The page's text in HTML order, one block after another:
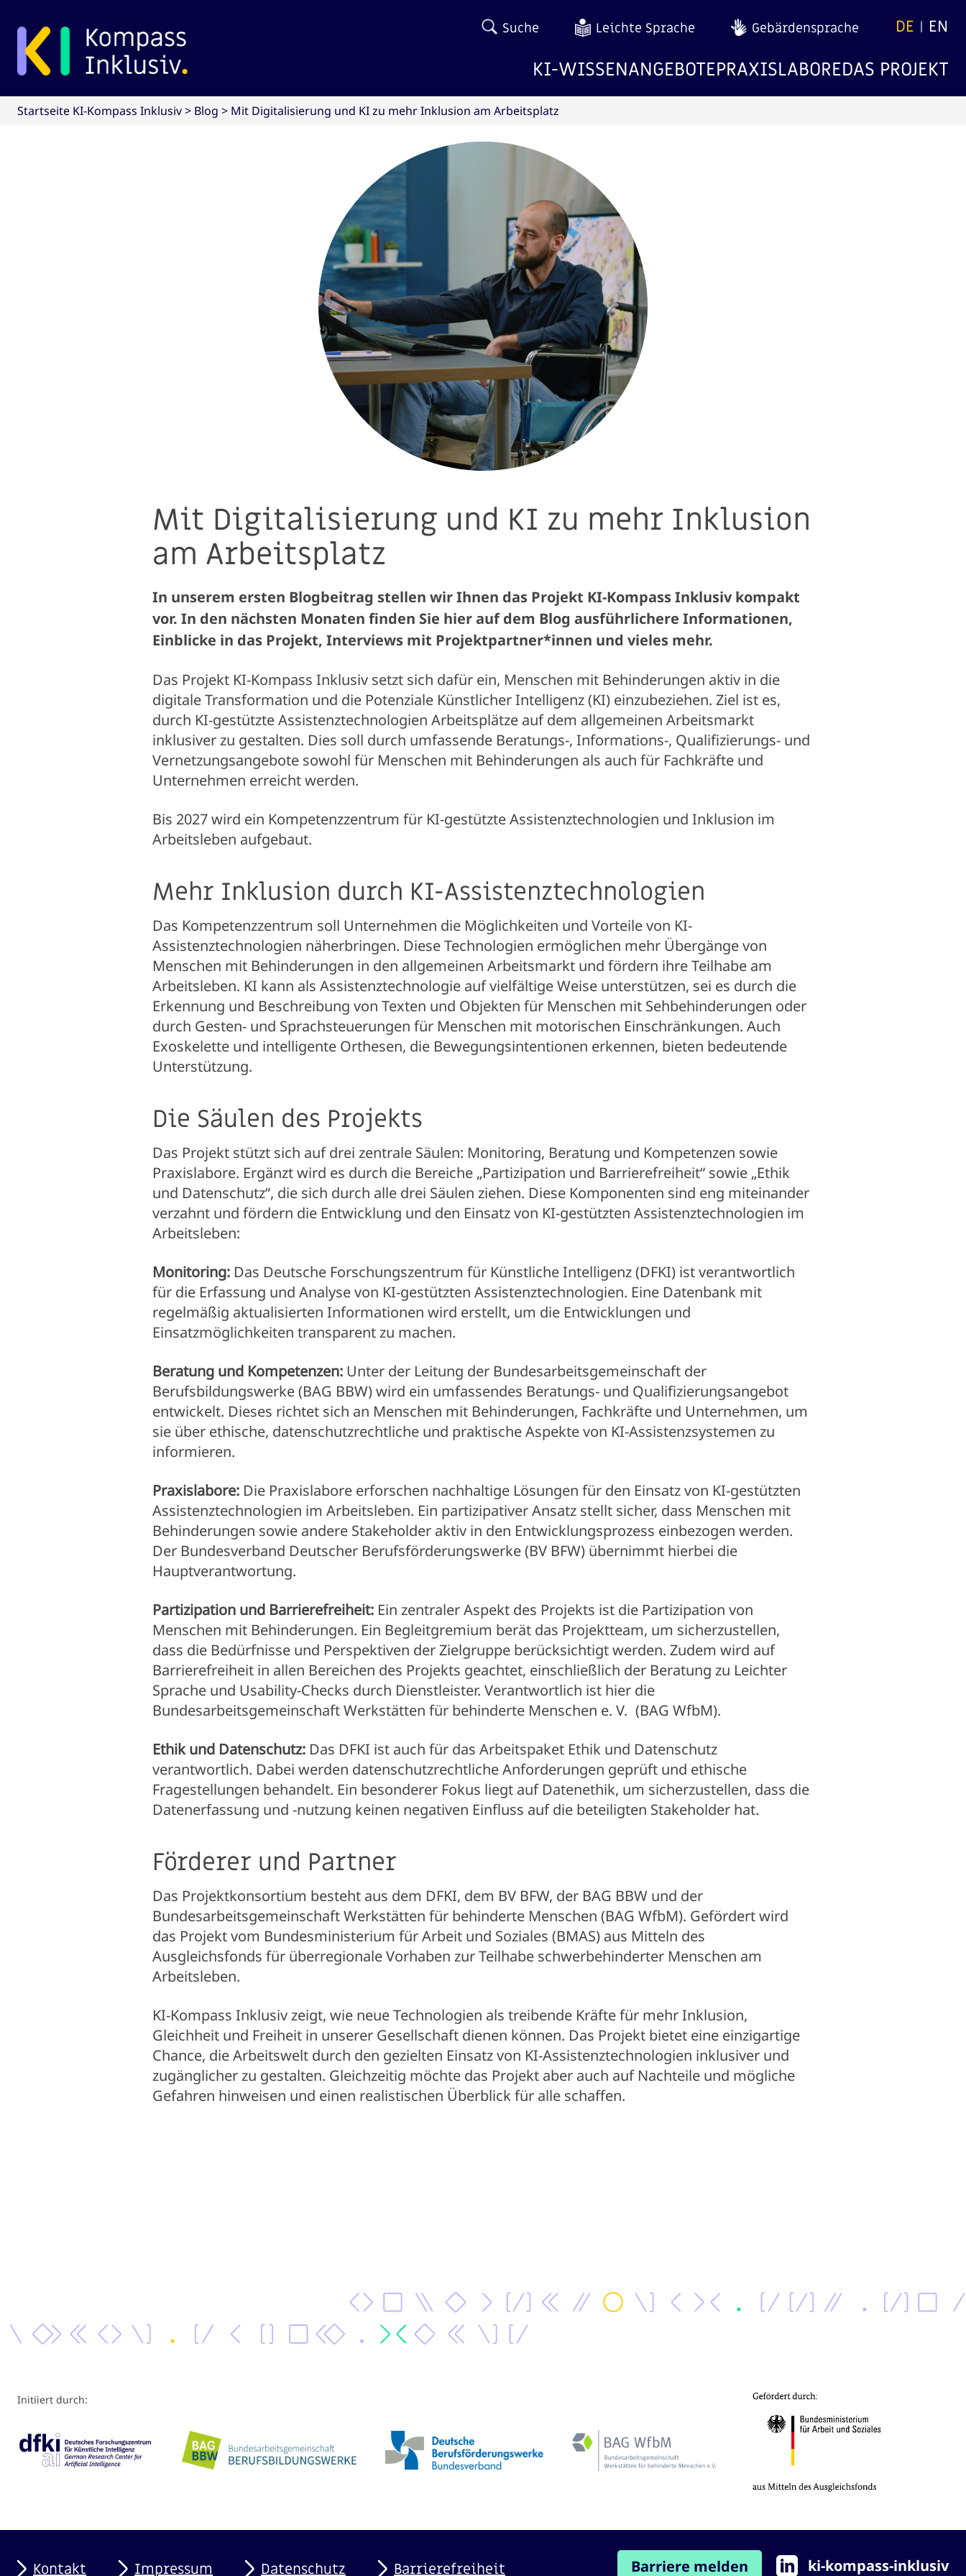
Suche Leichte Sprache Gebärdensprache DE EN
KI-WISSENANGEBOTEPRAXISLABOREDAS PROJEKT
Startseite KI-Kompass Inklusiv> Blog > Mit Digitalisierung und KI zu mehr Inklusion am Arbeitsplatz
Mit Digitalisierung und KI zu mehr Inklusion
am Arbeitsplatz
In unserem ersten Blogbeitrag stellen wir Ihnen das Projekt KI-Kompass Inklusiv kompakt
vor. In den nächsten Monaten finden Sie hier auf dem Blog ausführlichere Informationen,
Einblicke in das Projekt, Interviews mit Projektpartner*innen und vieles mehr.
Das Projekt KI-Kompass Inklusiv setzt sich dafür ein, Menschen mit Behinderungen aktiv in die
digitale Transformation und die Potenziale Künstlicher Intelligenz (KI) einzubeziehen. Ziel ist es,
durch KI-gestützte Assistenztechnologien Arbeitsplätze auf dem allgemeinen Arbeitsmarkt
inklusiver zu gestalten. Dies soll durch umfassende Beratungs-, Informations-, Qualifizierungs- und
Vernetzungsangebote sowohl für Menschen mit Behinderungen als auch für Fachkräfte und
Unternehmen erreicht werden.
Bis 2027 wird ein Kompetenzzentrum für KI-gestützte Assistenztechnologien und Inklusion im
Arbeitsleben aufgebaut.
Mehr Inklusion durch KI-Assistenztechnologien
Das Kompetenzzentrum soll Unternehmen die Möglichkeiten und Vorteile von KI-
Assistenztechnologien näherbringen. Diese Technologien ermöglichen mehr Übergänge von
Menschen mit Behinderungen in den allgemeinen Arbeitsmarkt und fördern ihre Teilhabe am
Arbeitsleben. KI kann als Assistenztechnologie auf vielfältige Weise unterstützen, sei es durch die
Erkennung und Beschreibung von Texten und Objekten für Menschen mit Sehbehinderungen oder
durch Gesten- und Sprachsteuerungen für Menschen mit motorischen Einschränkungen. Auch
Exoskelette und intelligente Orthesen, die Bewegungsintentionen erkennen, bieten bedeutende
Unterstützung.
Die Säulen des Projekts
Das Projekt stützt sich auf drei zentrale Säulen: Monitoring, Beratung und Kompetenzen sowie
Praxislabore. Ergänzt wird es durch die Bereiche „Partizipation und Barrierefreiheit“ sowie „Ethik
und Datenschutz“, die sich durch alle drei Säulen ziehen. Diese Komponenten sind eng miteinander
verzahnt und fördern die Entwicklung und den Einsatz von KI-gestützten Assistenztechnologien im
Arbeitsleben:
Monitoring: Das Deutsche Forschungszentrum für Künstliche Intelligenz (DFKI) ist verantwortlich
für die Erfassung und Analyse von KI-gestützten Assistenztechnologien. Eine Datenbank mit
regelmäßig aktualisierten Informationen wird erstellt, um die Entwicklungen und
Einsatzmöglichkeiten transparent zu machen.
Beratung und Kompetenzen: Unter der Leitung der Bundesarbeitsgemeinschaft der
Berufsbildungswerke (BAG BBW) wird ein umfassendes Beratungs- und Qualifizierungsangebot
entwickelt. Dieses richtet sich an Menschen mit Behinderungen, Fachkräfte und Unternehmen, um
sie über ethische, datenschutzrechtliche und praktische Aspekte von KI-Assistenzsystemen zu
informieren.
Praxislabore: Die Praxislabore erforschen nachhaltige Lösungen für den Einsatz von KI-gestützten
Assistenztechnologien im Arbeitsleben. Ein partizipativer Ansatz stellt sicher, dass Menschen mit
Behinderungen sowie andere Stakeholder aktiv in den Entwicklungsprozess einbezogen werden.
Der Bundesverband Deutscher Berufsförderungswerke (BV BFW) übernimmt hierbei die
Hauptverantwortung.
Partizipation und Barrierefreiheit: Ein zentraler Aspekt des Projekts ist die Partizipation von
Menschen mit Behinderungen. Ein Begleitgremium berät das Projektteam, um sicherzustellen,
dass die Bedürfnisse und Perspektiven der Zielgruppe berücksichtigt werden. Zudem wird auf
Barrierefreiheit in allen Bereichen des Projekts geachtet, einschließlich der Beratung zu Leichter
Sprache und Usability-Checks durch Dienstleister. Verantwortlich ist hier die
Bundesarbeitsgemeinschaft Werkstätten für behinderte Menschen e. V. (BAG WfbM).
Ethik und Datenschutz: Das DFKI ist auch für das Arbeitspaket Ethik und Datenschutz
verantwortlich. Dabei werden datenschutzrechtliche Anforderungen geprüft und ethische
Fragestellungen behandelt. Ein besonderer Fokus liegt auf Datenethik, um sicherzustellen, dass die
Datenerfassung und -nutzung keinen negativen Einfluss auf die beteiligten Stakeholder hat.
Förderer und Partner
Das Projektkonsortium besteht aus dem DFKI, dem BV BFW, der BAG BBW und der
Bundesarbeitsgemeinschaft Werkstätten für behinderte Menschen (BAG WfbM). Gefördert wird
das Projekt vom Bundesministerium für Arbeit und Soziales (BMAS) aus Mitteln des
Ausgleichsfonds für überregionale Vorhaben zur Teilhabe schwerbehinderter Menschen am
Arbeitsleben.
KI-Kompass Inklusiv zeigt, wie neue Technologien als treibende Kräfte für mehr Inklusion,
Gleichheit und Freiheit in unserer Gesellschaft dienen können. Das Projekt bietet eine einzigartige
Chance, die Arbeitswelt durch den gezielten Einsatz von KI-Assistenztechnologien inklusiver und
zugänglicher zu gestalten. Gleichzeitig möchte das Projekt aber auch auf Nachteile und mögliche
Gefahren hinweisen und einen realistischen Überblick für alle schaffen.
Initiiert durch:
Kontakt Impressum Datenschutz Barrierefreiheit Barriere melden ki-kompass-inklusiv